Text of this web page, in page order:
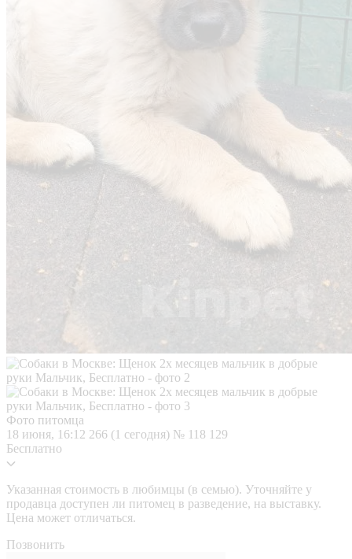
Фото питомца
18 июня, 16:12 266 (1 сегодня) № 118 129
Бесплатно
Указанная стоимость в любимцы (в семью). Уточняйте у
продавца доступен ли питомец в разведение, на выставку.
Цена может отличаться.
Позвонить